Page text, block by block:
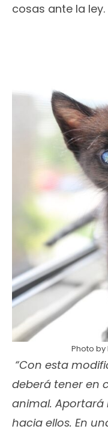
cosas ante la ley.
Photo by
“Con esta
deberá tener en
animal. Aportará
hacia ellos. En